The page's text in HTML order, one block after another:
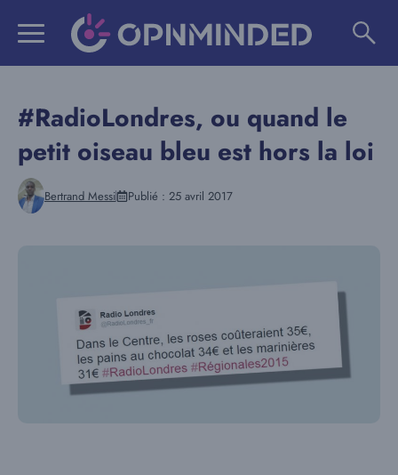
#RadioLondres, ou quand le
petit oiseau bleu est hors la loi
Bertrand Messi Publié : 25 avril 2017